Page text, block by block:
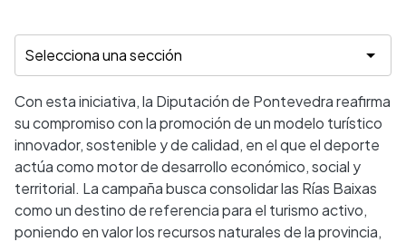
Con esta iniciativa, la Diputación de Pontevedra reafirma
su compromiso con la promoción de un modelo turístico
innovador, sostenible y de calidad, en el que el deporte
actúa como motor de desarrollo económico, social y
territorial. La campaña busca consolidar las Rías Baixas
como un destino de referencia para el turismo activo,
poniendo en valor los recursos naturales de la provincia,